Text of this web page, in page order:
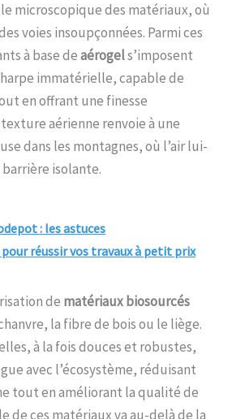
microscopique des matériaux, où
voies insoupçonnées. Parmi ces
à base deaérogels’imposent
immatérielle, capable de
en offrant une finesse
aérienne renvoie à une
dans les montagnes, où l’air lui-
isolante.
: les astuces
réussir vos travaux à petit prix
de matériaux biosourcés
la fibre de bois ou le liège.
à la fois douces et robustes,
avec l’écosystème, réduisant
tout en améliorant la qualité de
de ces matériaux va au-delà de la